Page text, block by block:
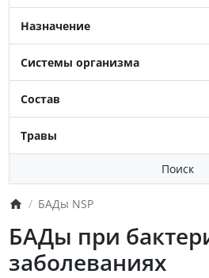
Назначение
Системы организма
Состав
Травы
Поиск
БАДы NSP
БАДы при
заболеваниях